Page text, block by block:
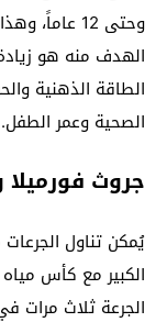
وحتى 12
الهدف منه هو
الطاقة الذهنية
الصحية وعمر الطفل.
جروث فورميلا
يُمكن تناول
الكبير مع كأس
الجرعة ثلاث مرات